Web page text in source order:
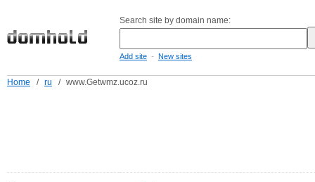
Search site by domain name:
Add site - New sites
Home / ru / www.Getwmz.ucoz.ru